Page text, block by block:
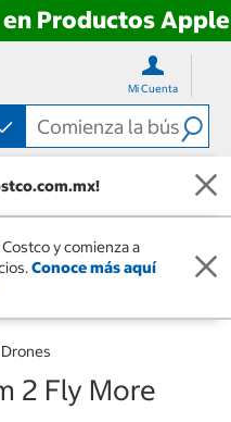
Productos Apple
Mi Cuenta
y comienza a
Conoce más aquí
Drones
2 Fly More